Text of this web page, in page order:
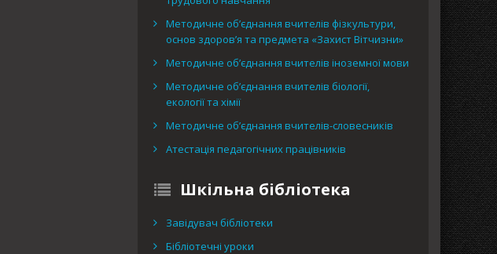
Методичне об’єднання вчителів фізкультури,
основ здоров’я та предмета «Захист Вітчизни»
Методичне об’єднання вчителів іноземної мови
Методичне об’єднання вчителів біології,
екології та хімії
Методичне об’єднання вчителів-словесників
Атестація педагогічних працівників
Шкільна бібліотека
Завідувач бібліотеки
Бібліотечні уроки